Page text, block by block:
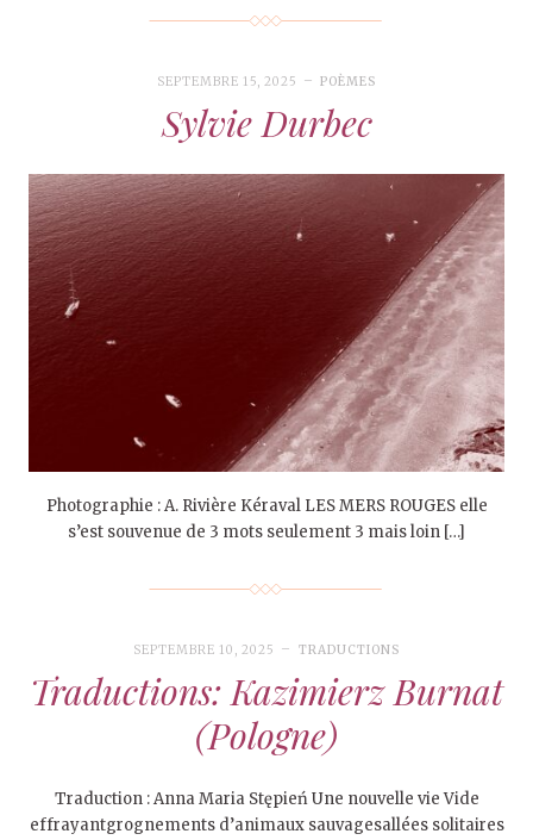
SEPTEMBRE 15, 2025 POÈMES
Sylvie Durbec
Photographie : A. Rivière Kéraval LES MERS ROUGES elle
s’est souvenue de 3 mots seulement 3 mais loin […]
SEPTEMBRE 10, 2025 TRADUCTIONS
Traductions: Kazimierz Burnat
(Pologne)
Traduction : Anna Maria Stępień Une nouvelle vie Vide
effrayantgrognements d’animaux sauvagesallées solitaires